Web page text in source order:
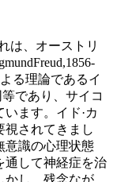
は、オーストリ
る理論であるイ
であり、サイコ
ます。イド·カ
視されてきまし
意識の心理状態
通して神経症を治